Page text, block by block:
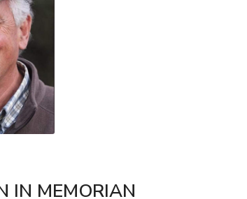
IN MEMORIAN